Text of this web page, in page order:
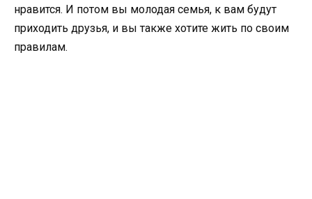
нравится. И потом вы молодая семья, к вам будут
приходить друзья, и вы также хотите жить по своим
правилам.